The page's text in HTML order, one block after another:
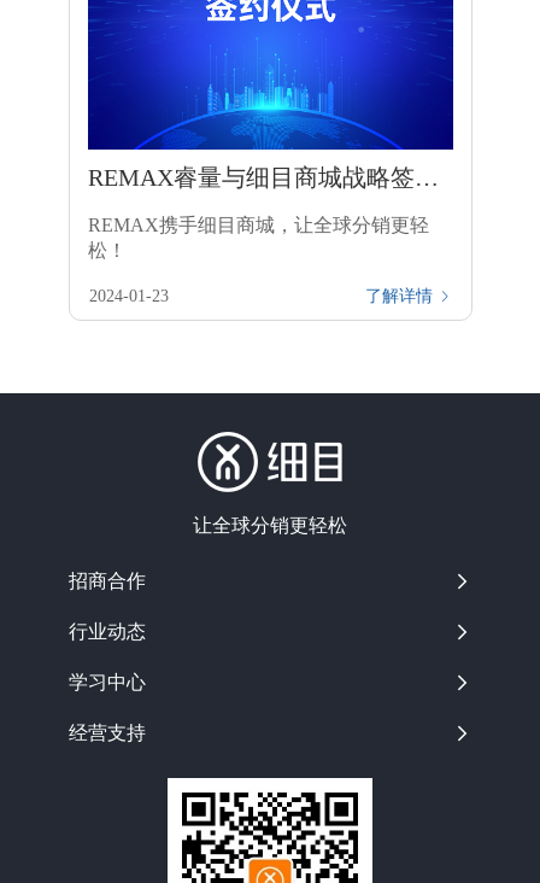
REMAX睿量与细目商城战略签
约，拓展全球商机
REMAX携手细目商城，让全球分销更轻
松！
2024-01-23 了解详情 
让全球分销更轻松
招商合作 
行业动态 
学习中心 
经营支持 